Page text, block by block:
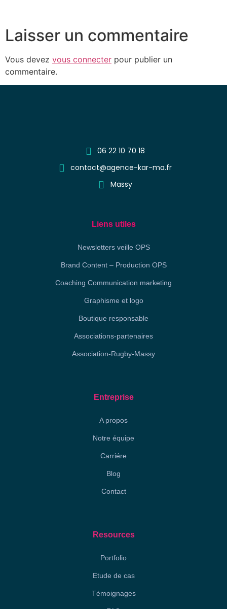
Laisser un commentaire
Vous devez vous connecter pour publier un
commentaire.
06 22 10 70 18
contact@agence-kar-ma.fr
Massy
Liens utiles
Newsletters veille OPS
Brand Content – Production OPS
Coaching Communication marketing
Graphisme et logo
Boutique responsable
Associations-partenaires
Association-Rugby-Massy
Entreprise
A propos
Notre équipe
Carriére
Blog
Contact
Resources
Portfolio
Etude de cas
Témoignages